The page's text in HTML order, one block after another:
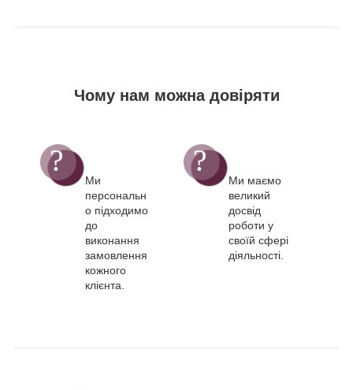
Чому нам можна довіряти
Ми
персональн
о підходимо
до
виконання
замовлення
кожного
клієнта.
Ми маємо
великий
досвід
роботи у
своїй сфері
діяльності.